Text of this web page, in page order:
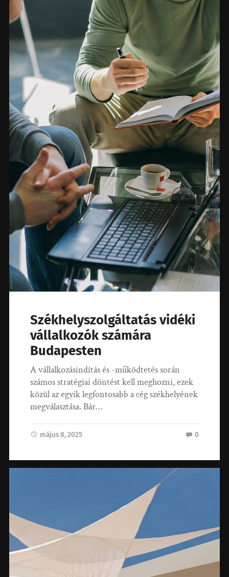
Székhelyszolgáltatás vidéki
vállalkozók számára
Budapesten
A vállalkozásindítás és -működtetés során
számos stratégiai döntést kell meghozni, ezek
közül az egyik legfontosabb a cég székhelyének
megválasztása. Bár…
május 8, 2025 0